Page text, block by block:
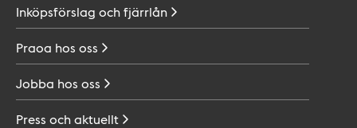
Inköpsförslag ochfjärrlån
Praoa hos oss
Jobba hos oss
Press ochaktuellt